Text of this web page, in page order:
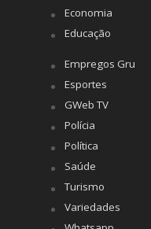
Economia
Educação
Empregos Gru
Esportes
GWeb TV
Polícia
Política
Saúde
Turismo
Variedades